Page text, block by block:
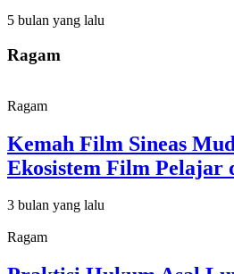
5 bulan yang lalu
Ragam
Ragam
Kemah Film Sineas
Ekosistem Film Pelajar
3 bulan yang lalu
Ragam